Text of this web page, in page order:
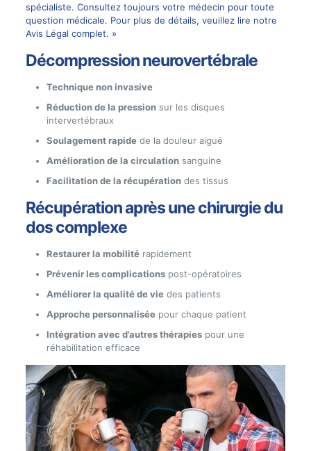
spécialiste. Consultez toujours votre médecin pour toute
question médicale. Pour plus de détails, veuillez lire notre
Avis Légal complet. »
Décompression neurovertébrale
Technique non invasive
Réduction de la pressionsur les disques
intervertébraux
Soulagement rapidede la douleur aiguë
Amélioration de la circulationsanguine
Facilitation de la récupérationdes tissus
Récupération après une chirurgie du
dos complexe
Restaurer la mobilitérapidement
Prévenir les complicationspost-opératoires
Améliorer la qualité de viedes patients
Approche personnaliséepour chaque patient
Intégration avec d’autres thérapiespour une
réhabilitation efficace